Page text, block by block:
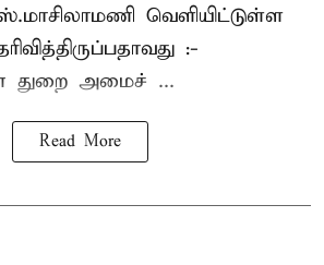
வெளியிட்டுள்ள
:-
துறை அமைச் ...
Read More